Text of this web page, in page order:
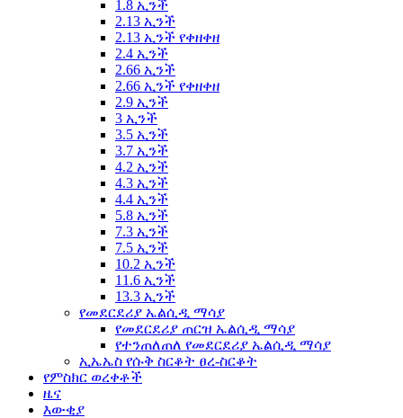
1.8 ኢንች
2.13 ኢንች
2.13 ኢንች የቀዘቀዘ
2.4 ኢንች
2.66 ኢንች
2.66 ኢንች የቀዘቀዘ
2.9 ኢንች
3 ኢንች
3.5 ኢንች
3.7 ኢንች
4.2 ኢንች
4.3 ኢንች
4.4 ኢንች
5.8 ኢንች
7.3 ኢንች
7.5 ኢንች
10.2 ኢንች
11.6 ኢንች
13.3 ኢንች
የመደርደሪያ ኤልሲዲ ማሳያ
የመደርደሪያ ጠርዝ ኤልሲዲ ማሳያ
የተንጠለጠለ የመደርደሪያ ኤልሲዲ ማሳያ
ኢኤኤስ የሱቅ ስርቆት ፀረ-ስርቆት
የምስክር ወረቀቶች
ዜና
እውቂያ